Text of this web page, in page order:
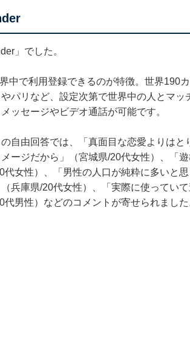
」でした。
中で利用登録できるのが特徴。世界190
やパリなど、設定次第で世界中の人とマ
ッセージやビデオ通話が可能です。
自由回答では、「真面目な恋愛よりは
メージだから」（宮城県/20代女性）、「
代女性）、「男性の人口が純粋に多いと
兵庫県/20代女性）、「実際に使ってい
代男性）などのコメントが寄せられました